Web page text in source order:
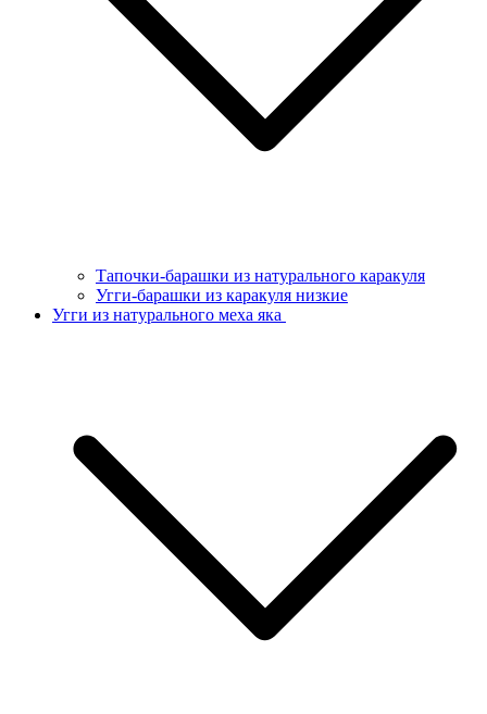
Тапочки-барашки из натурального каракуля
Угги-барашки из каракуля низкие
Угги из натурального меха яка